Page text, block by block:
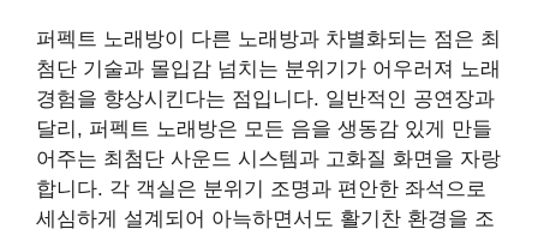
퍼펙트 노래방이 다른 노래방과 차별화되는 점은 최
첨단 기술과 몰입감 넘치는 분위기가 어우러져 노래
경험을 향상시킨다는 점입니다. 일반적인 공연장과
달리, 퍼펙트 노래방은 모든 음을 생동감 있게 만들
어주는 최첨단 사운드 시스템과 고화질 화면을 자랑
합니다. 각 객실은 분위기 조명과 편안한 좌석으로
세심하게 설계되어 아늑하면서도 활기찬 환경을 조